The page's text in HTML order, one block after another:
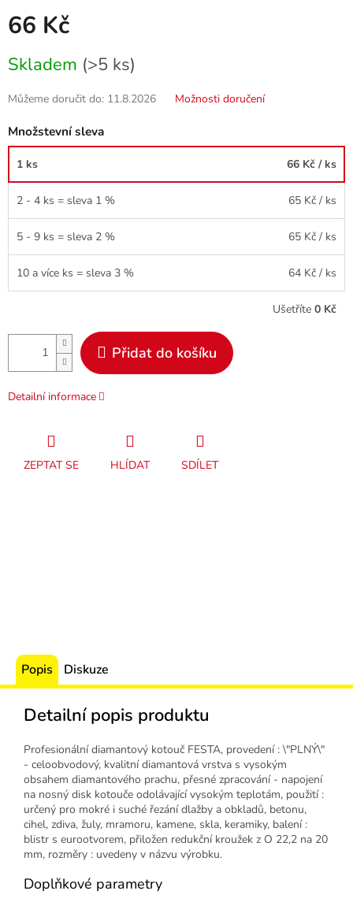
66 Kč
cena:
Skladem (>5 ks)
Můžeme doručit do: 11.8.2026 Možnosti doručení
Množstevní sleva
1 ks 66 Kč / ks
2 - 4 ks = sleva 1 % 65 Kč / ks
5 - 9 ks = sleva 2 % 65 Kč / ks
10 a více ks = sleva 3 % 64 Kč / ks
Ušetříte 0 Kč
Přidat do košíku
Detailní informace
ZEPTAT SE HLÍDAT SDÍLET
Popis Diskuze
Detailní popis produktu
Profesionální diamantový kotouč FESTA, provedení : \"PLNÝ\"
- celoobvodový, kvalitní diamantová vrstva s vysokým
obsahem diamantového prachu, přesné zpracování - napojení
na nosný disk kotouče odolávající vysokým teplotám, použití :
určený pro mokré i suché řezání dlažby a obkladů, betonu,
cihel, zdiva, žuly, mramoru, kamene, skla, keramiky, balení :
blistr s eurootvorem, přiložen redukční kroužek z O 22,2 na 20
mm, rozměry : uvedeny v názvu výrobku.
Doplňkové parametry